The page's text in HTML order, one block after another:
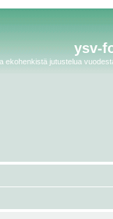
ysv-
ekohenkistä jutustelua